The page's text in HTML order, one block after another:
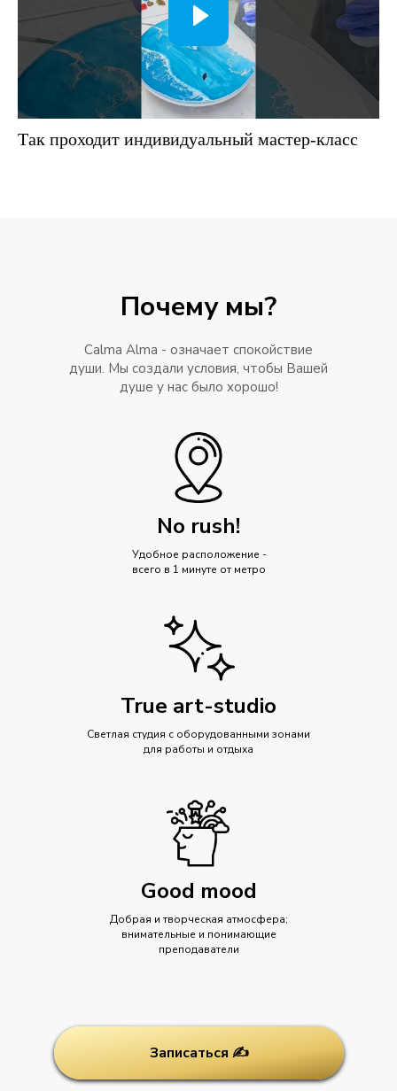
Так проходит индивидуальный мастер-класс
Удобное расположение -
всего в 1 минуте от метро
Добрая и творческая атмосфера;
внимательные и понимающие
преподаватели
No rush!
Good mood
Почему мы?
Calma Alma - означает спокойствие
души. Мы создали условия, чтобы Вашей
душе у нас было хорошо!
True art-studio
Светлая студия с оборудованными зонами
для работы и отдыха
Записаться ✍